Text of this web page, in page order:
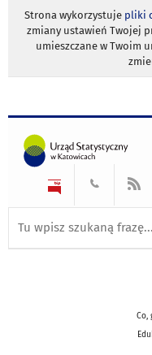
Strona wykorzystuje pliki
zmiany ustawień Twojej
umieszczane w Twoim
Co,